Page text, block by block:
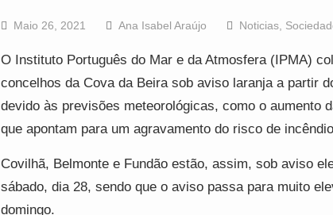
Maio 26, 2021 Ana Isabel Araújo Noticias,
O Instituto Português do Mar e da Atmosfera (IPMA)
concelhos da Cova da Beira sob aviso laranja a partir
devido às previsões meteorológicas, como o aumento
que apontam para um agravamento do risco de
Covilhã, Belmonte e Fundão estão, assim, sob aviso
sábado, dia 28, sendo que o aviso passa para muito
domingo.